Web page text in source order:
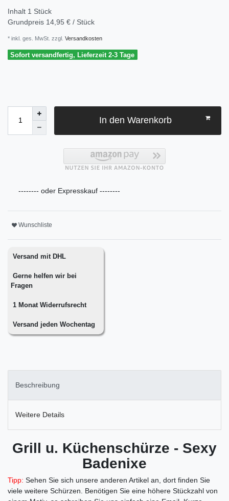
Inhalt 1 Stück
Grundpreis 14,95 € / Stück
* inkl. ges. MwSt. zzgl. Versandkosten
Sofort versandfertig, Lieferzeit 2-3 Tage
In den Warenkorb
-------- oder Expresskauf --------
Wunschliste
Versand mit DHL
Gerne helfen wir bei
Fragen
1 Monat Widerrufsrecht
Versand jeden Wochentag
Beschreibung
Weitere Details
Grill u. Küchenschürze - Sexy
Badenixe
Tipp: Sehen Sie sich unsere anderen Artikel an, dort finden Sie
viele weitere Schürzen. Benötigen Sie eine höhere Stückzahl von